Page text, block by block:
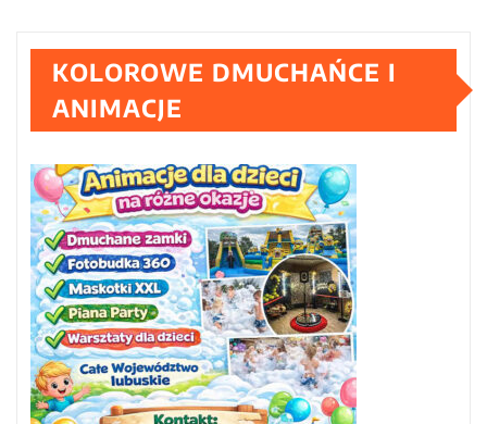
KOLOROWE DMUCHAŃCE I
ANIMACJE